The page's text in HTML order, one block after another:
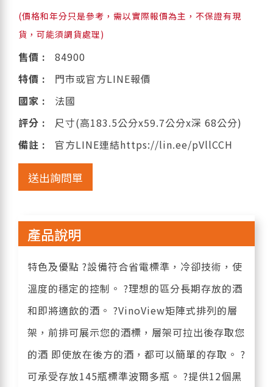
(價格和年分只是參考，需以實際報價為主，不保證有現
貨，可能須調貨處理)
售價 :
84900
特價 :
門市或官方LINE報價
國家 :
法國
評分 :
尺寸(高183.5公分x59.7公分x深 68公分)
備註 :
官方LINE連結https://lin.ee/pVllCCH
送出詢問單
產品說明
特色及優點 ?設備符合省電標準，冷卻技術，使
溫度的穩定的控制。 ?理想的區分長期存放的酒
和即將適飲的酒。 ?VinoView矩陣式排列的層
架，前排可展示您的酒標，層架可拉出後存取您
的酒 即使放在後方的酒，都可以簡單的存取。 ?
可承受存放145瓶標準波爾多瓶。 ?提供12個黑